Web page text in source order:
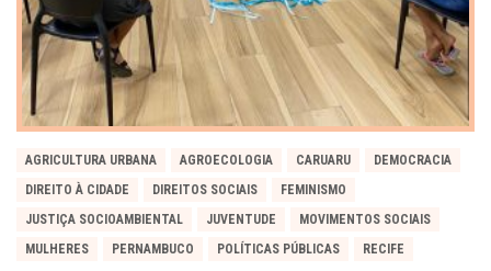
AGRICULTURA URBANA AGROECOLOGIA CARUARU
DEMOCRACIA
DIREITO À CIDADE
DIREITOS SOCIAIS
FEMINISMO
JUSTIÇA SOCIOAMBIENTAL
JUVENTUDE
MOVIMENTOS SOCIAIS
MULHERES
PERNAMBUCO POLÍTICAS PÚBLICAS RECIFE